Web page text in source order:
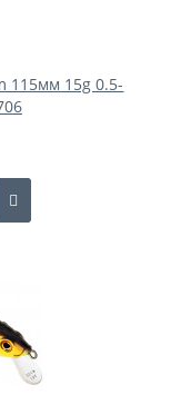
115мм 15g 0.5-